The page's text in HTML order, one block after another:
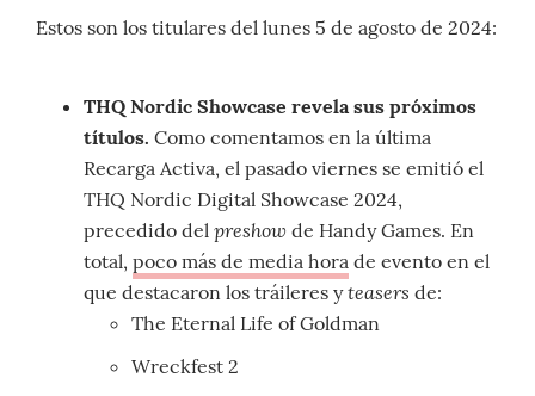
Estos son los titulares del lunes 5 de agosto de 2024:
THQ Nordic Showcase revela sus próximos
títulos. Como comentamos en la última
Recarga Activa, el pasado viernes se emitió el
THQ Nordic Digital Showcase 2024,
precedido del preshow de Handy Games. En
total, poco más de media hora de evento en el
que destacaron los tráileres yteasers de:
The Eternal Life of Goldman
Wreckfest 2